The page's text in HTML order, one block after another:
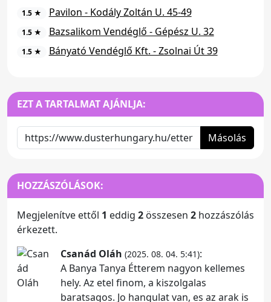
1.5 ★ Pavilon - Kodály Zoltán U. 45-49
1.5 ★ Bazsalikom Vendéglő - Gépész U. 32
1.5 ★ Bányató Vendéglő Kft. - Zsolnai Út 39
EZT A TARTALMAT AJÁNLJA:
Másolás
HOZZÁSZÓLÁSOK:
Megjelenítve ettől 1 eddig 2 összesen 2 hozzászólás
érkezett.
Csanád Oláh (2025. 08. 04. 5:41):
A Banya Tanya Étterem nagyon kellemes
hely. Az etel finom, a kiszolgalas
baratsagos. Jo hangulat van, es az arak is